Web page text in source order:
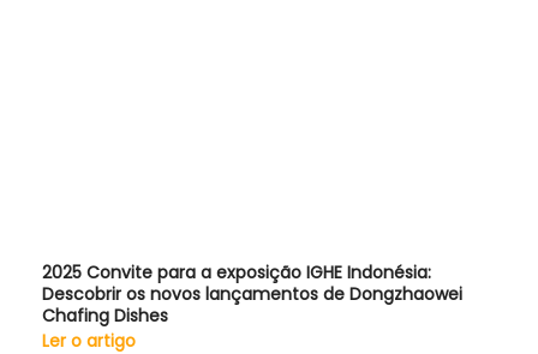
2025 Convite para a exposição IGHE Indonésia:
Descobrir os novos lançamentos de Dongzhaowei
Chafing Dishes
Ler o artigo